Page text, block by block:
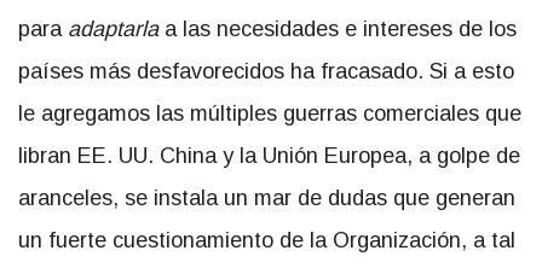
para adaptarlaa las necesidades e intereses de los
países más desfavorecidos ha fracasado. Si a esto
le agregamos las múltiples guerras comerciales que
libran EE. UU. China y la Unión Europea, a golpe de
aranceles, se instala un mar de dudas que generan
un fuerte cuestionamiento de la Organización, a tal